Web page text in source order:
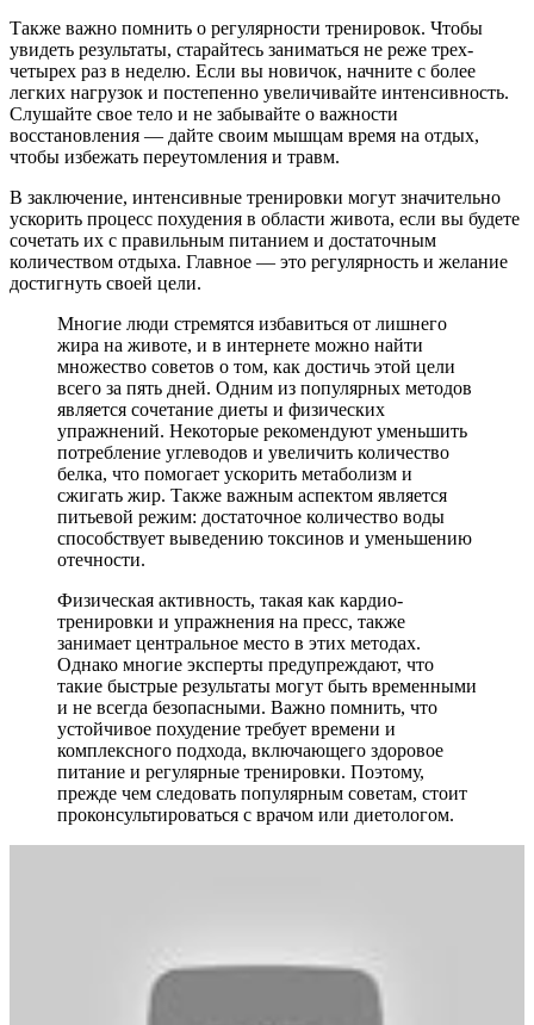
Также важно помнить о регулярности тренировок. Чтобы
увидеть результаты, старайтесь заниматься не реже трех-
четырех раз в неделю. Если вы новичок, начните с более
легких нагрузок и постепенно увеличивайте интенсивность.
Слушайте свое тело и не забывайте о важности
восстановления — дайте своим мышцам время на отдых,
чтобы избежать переутомления и травм.
В заключение, интенсивные тренировки могут значительно
ускорить процесс похудения в области живота, если вы будете
сочетать их с правильным питанием и достаточным
количеством отдыха. Главное — это регулярность и желание
достигнуть своей цели.
Многие люди стремятся избавиться от лишнего
жира на животе, и в интернете можно найти
множество советов о том, как достичь этой цели
всего за пять дней. Одним из популярных методов
является сочетание диеты и физических
упражнений. Некоторые рекомендуют уменьшить
потребление углеводов и увеличить количество
белка, что помогает ускорить метаболизм и
сжигать жир. Также важным аспектом является
питьевой режим: достаточное количество воды
способствует выведению токсинов и уменьшению
отечности.
Физическая активность, такая как кардио-
тренировки и упражнения на пресс, также
занимает центральное место в этих методах.
Однако многие эксперты предупреждают, что
такие быстрые результаты могут быть временными
и не всегда безопасными. Важно помнить, что
устойчивое похудение требует времени и
комплексного подхода, включающего здоровое
питание и регулярные тренировки. Поэтому,
прежде чем следовать популярным советам, стоит
проконсультироваться с врачом или диетологом.